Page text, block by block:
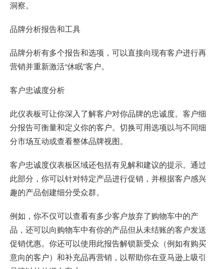
洞察。
品牌分析报告和工具
品牌分析有多个报告和选项，可以直接向现有客户进行再
营销并重新激活“休眠”客户。
客户忠诚度分析
此仪表板可让你深入了解客户对你品牌的忠诚度。客户细
分报告可衡量和定义你的客户。切换可用选项以与不同细
分市场互动或查看整体品牌视图。
客户忠诚度仪表板区域还包括有见解和建议的提示。通过
此部分，你可以针对特定产品进行促销，并根据客户感兴
趣的产品创建细分受众群。
例如，你不仅可以查看有多少客户放弃了购物车中的产
品，还可以向购物车中有你的产品但从未结账的客户发送
促销优惠。你还可以使用此报告解锁新受众（例如有购买
意向的客户）和补充品再营销，以帮助你在亚马逊上吸引